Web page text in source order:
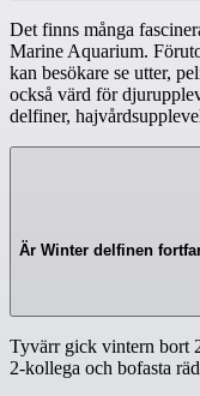
Det finns många
Marine Aquarium.
kan besökare se utter,
också värd för
delfiner,
Är Winter delfinen
Tyvärr gick vintern bort
2-kollega och bofasta